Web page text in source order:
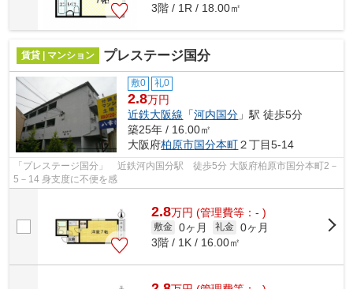
3階 / 1R / 18.00㎡
賃貸 | マンション プレステージ国分
敷0 礼0
2.8万円
近鉄大阪線 「河内国分 」駅 徒歩5分
築25年 / 16.00㎡
大阪府柏原市国分本町２丁目5-14
「プレステージ国分」 近鉄河内国分駅 徒歩5分 大阪府柏原市国分本町2－
5－14 身支度に不便を感
2.8万円 (管理費等：- )
敷金 0ヶ月 礼金 0ヶ月
3階 / 1K / 16.00㎡